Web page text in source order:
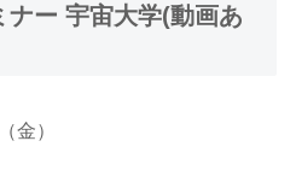
ー 宇宙大学(動画あ
金）